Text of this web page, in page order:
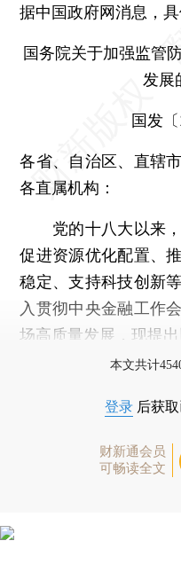
据中国政府网消息，具
国务院关于加强监管
发展
国发
各省、自治区、直辖
各直属机构：
党的十八大以来，
促进资源优化配置、
稳定、支持科技创新
入贯彻中央金融工作
场高质量发展，现提出
本文共计
登录 后获
财新通会员
可畅读全文